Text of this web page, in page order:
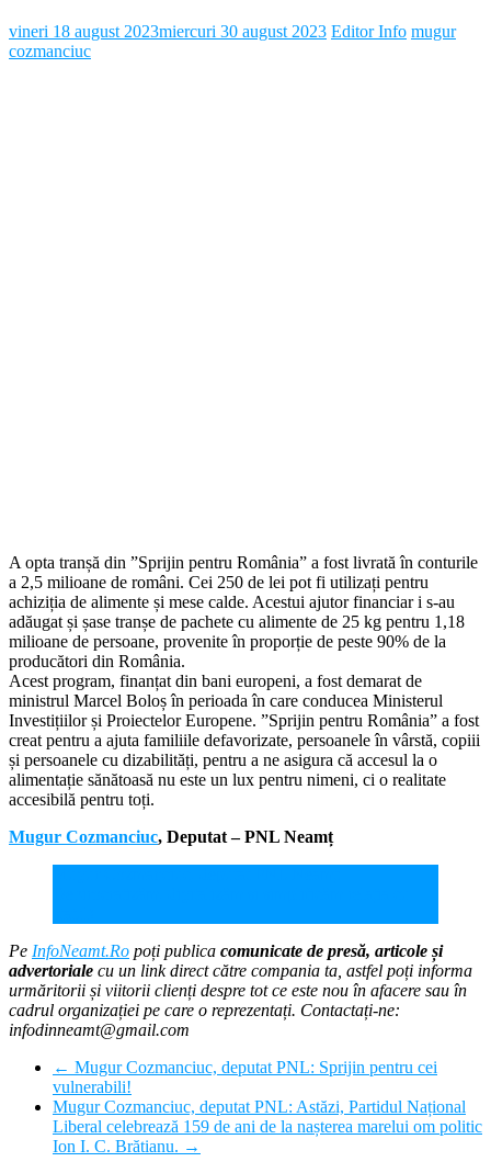
vineri 18 august 2023miercuri 30 august 2023 Editor Info mugur
cozmanciuc
A opta tranșă din ”Sprijin pentru România” a fost livrată în conturile
a 2,5 milioane de români. Cei 250 de lei pot fi utilizați pentru
achiziția de alimente și mese calde. Acestui ajutor financiar i s-au
adăugat și șase tranșe de pachete cu alimente de 25 kg pentru 1,18
milioane de persoane, provenite în proporție de peste 90% de la
producători din România.
Acest program, finanțat din bani europeni, a fost demarat de
ministrul Marcel Boloș în perioada în care conducea Ministerul
Investițiilor și Proiectelor Europene. ”Sprijin pentru România” a fost
creat pentru a ajuta familiile defavorizate, persoanele în vârstă, copiii
și persoanele cu dizabilități, pentru a ne asigura că accesul la o
alimentație sănătoasă nu este un lux pentru nimeni, ci o realitate
accesibilă pentru toți.
Mugur Cozmanciuc, Deputat – PNL Neamț
Pe InfoNeamt.Ro poți publica comunicate de presă, articole și
advertoriale cu un link direct către compania ta, astfel poți informa
urmăritorii și viitorii clienți despre tot ce este nou în afacere sau în
cadrul organizației pe care o reprezentați. Contactați-ne:
infodinneamt@gmail.com
← Mugur Cozmanciuc, deputat PNL: Sprijin pentru cei
vulnerabili!
Mugur Cozmanciuc, deputat PNL: Astăzi, Partidul Național
Liberal celebrează 159 de ani de la nașterea marelui om politic
Ion I. C. Brătianu. →